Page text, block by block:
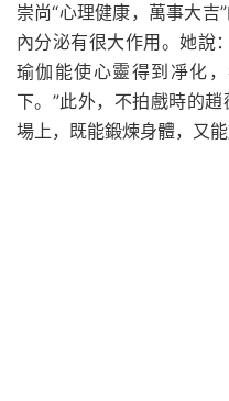
崇尚“心理健康，萬事大
內分泌有很大作用。她說
瑜伽能使心靈得到凈化
下。”此外，不拍戲時的
場上，既能鍛煉身體，又能